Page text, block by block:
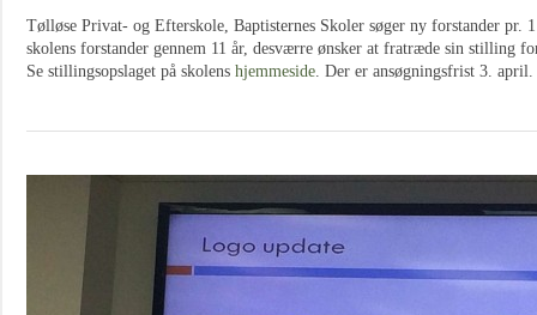
Tølløse Privat- og Efterskole, Baptisternes Skoler søger ny forstander pr.
skolens forstander gennem 11 år, desværre ønsker at fratræde sin stilling
Se stillingsopslaget på skolens hjemmeside. Der er ansøgningsfrist 3. april.